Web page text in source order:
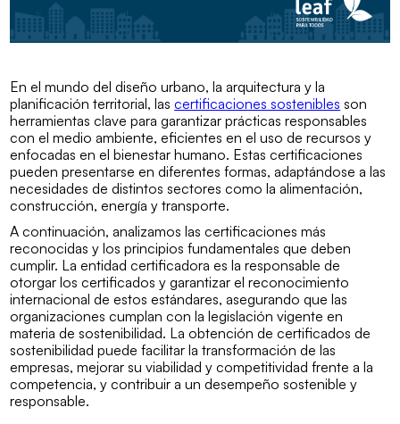
En el mundo del diseño urbano, la arquitectura y la
planificación territorial, lascertificaciones sostenibles son
herramientas clave para garantizar prácticas responsables
con el medio ambiente, eficientes en el uso de recursos y
enfocadas en el bienestar humano. Estas certificaciones
pueden presentarse en diferentes formas, adaptándose a las
necesidades de distintos sectores como la alimentación,
construcción, energía y transporte.
A continuación, analizamos las certificaciones más
reconocidas y los principios fundamentales que deben
cumplir. La entidad certificadora es la responsable de
otorgar los certificados y garantizar el reconocimiento
internacional de estos estándares, asegurando que las
organizaciones cumplan con la legislación vigente en
materia de sostenibilidad. La obtención de certificados de
sostenibilidad puede facilitar la transformación de las
empresas, mejorar su viabilidad y competitividad frente a la
competencia, y contribuir a un desempeño sostenible y
responsable.